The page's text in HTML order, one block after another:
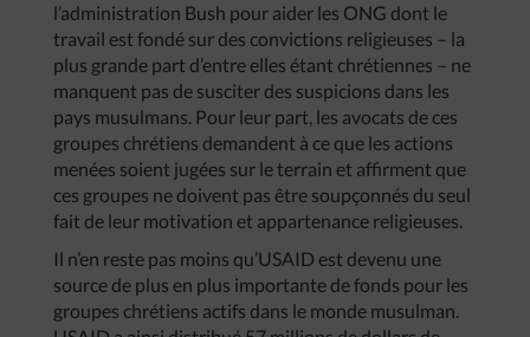
l’administration Bush pour aider les ONG dont le
travail est fondé sur des convictions religieuses – la
plus grande part d’entre elles étant chrétiennes – ne
manquent pas de susciter des suspicions dans les
pays musulmans. Pour leur part, les avocats de ces
groupes chrétiens demandent à ce que les actions
menées soient jugées sur le terrain et affirment que
ces groupes ne doivent pas être soupçonnés du seul
fait de leur motivation et appartenance religieuses.
Il n’en reste pas moins qu’USAID est devenu une
source de plus en plus importante de fonds pour les
groupes chrétiens actifs dans le monde musulman.